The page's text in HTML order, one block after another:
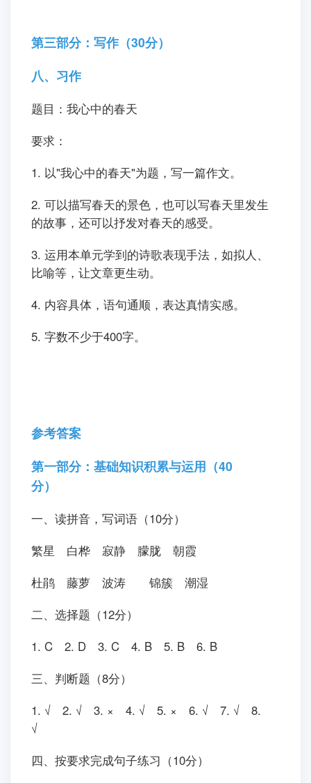
第三部分：写作（30分）
八、习作
题目：我心中的春天
要求：
1. 以"我心中的春天"为题，写一篇作文。
2. 可以描写春天的景色，也可以写春天里发生
的故事，还可以抒发对春天的感受。
3. 运用本单元学到的诗歌表现手法，如拟人、
比喻等，让文章更生动。
4. 内容具体，语句通顺，表达真情实感。
5. 字数不少于400字。
参考答案
第一部分：基础知识积累与运用（40
分）
一、读拼音，写词语（10分）
繁星 白桦 寂静 朦胧 朝霞
杜鹃 藤萝 波涛 锦簇 潮湿
二、选择题（12分）
1. C 2. D 3. C 4. B 5. B 6. B
三、判断题（8分）
1. √ 2. √ 3. × 4. √ 5. × 6. √ 7. √ 8.
√
四、按要求完成句子练习（10分）